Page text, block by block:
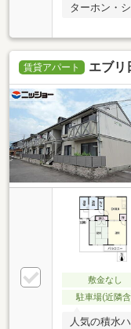
ターホン・
賃貸アパート エブリ
敷金なし
駐車場(近隣
人気の積水